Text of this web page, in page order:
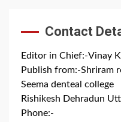
Contact
Editor in Chief:-Vinay
Publish from:-Shriram
Seema denteal college
Rishikesh Dehradun
Phone:-